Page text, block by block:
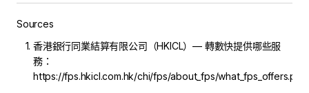
Sources
香港銀行同業結算有限公司（HKICL）— 轉數快提供哪些服
務：
https://fps.hkicl.com.hk/chi/fps/about_fps/what_fps_offers.php